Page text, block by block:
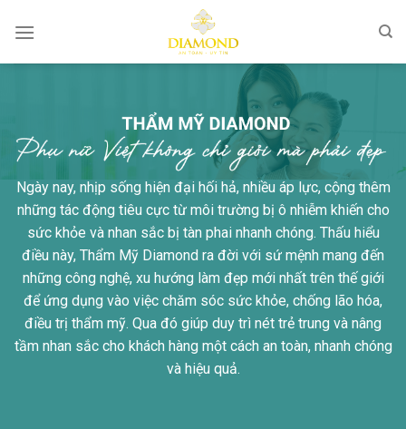
qua
Ngày nay, nhịp sống hiện đại hối hả, nhiều áp lực, cộng thêm
những tác động tiêu cực từ môi trường bị ô nhiễm khiến cho
sức khỏe và nhan sắc bị tàn phai nhanh chóng. Thấu hiểu
điều này, Thẩm Mỹ Diamond ra đời với sứ mệnh mang đến
những công nghệ, xu hướng làm đẹp mới nhất trên thế giới
để ứng dụng vào việc chăm sóc sức khỏe, chống lão hóa,
điều trị thẩm mỹ. Qua đó giúp duy trì nét trẻ trung và nâng
tầm nhan sắc cho khách hàng một cách an toàn, nhanh chóng
và hiệu quả.